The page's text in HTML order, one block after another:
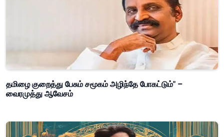
தமிழை குறைத்து பேசும் சமூகம் அழிந்தே போகட்டும்" –
வைரமுத்து ஆவேசம்